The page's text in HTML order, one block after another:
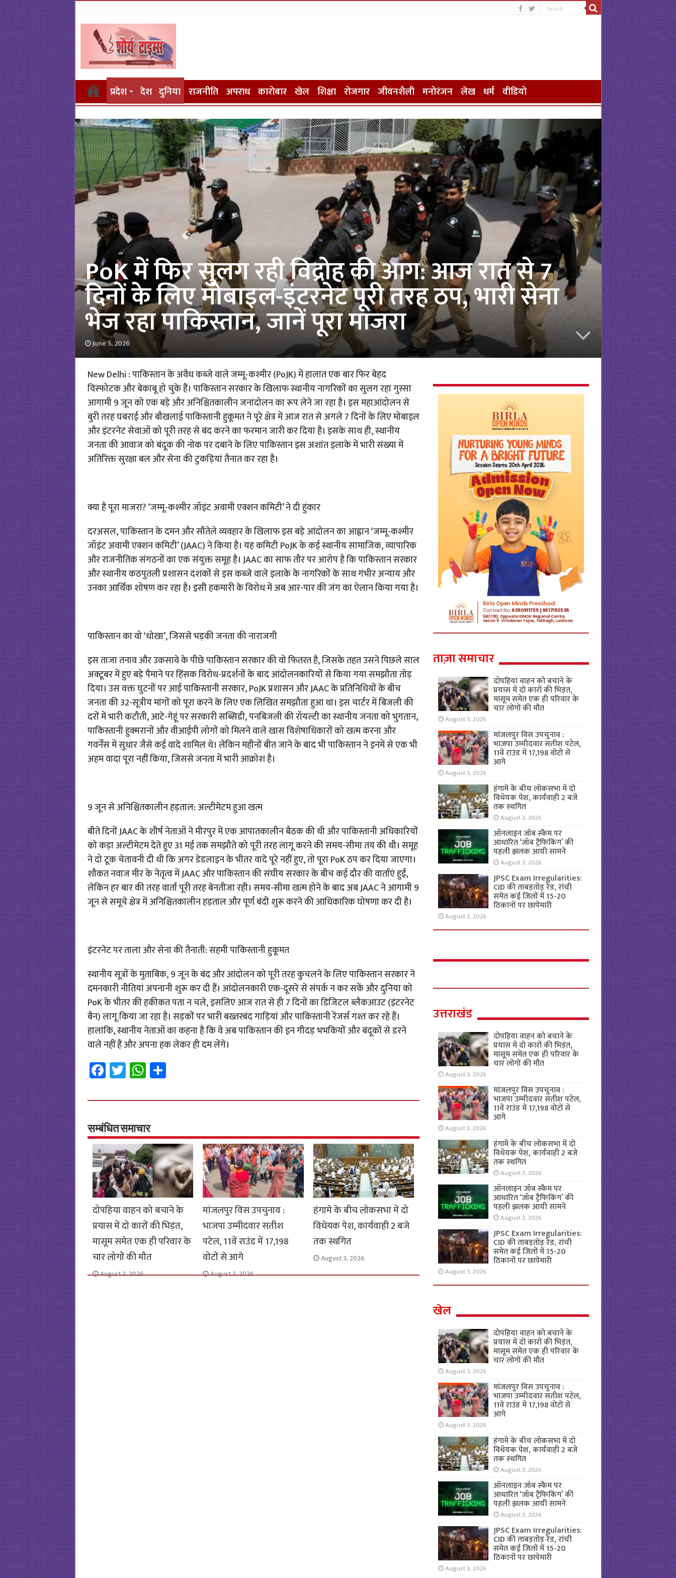
प्रदेश देश दुनिया राजनीति अपराध कारोबार खेल शिक्षा रोजगार जीवनशैली मनोरंजन लेख धर्म वीडियो
PoK में फिर सुलग रही विद्रोह की आग: आज रात से 7
दिनों के लिए मोबाइल-इंटरनेट पूरी तरह ठप, भारी सेना
भेज रहा पाकिस्तान, जानें पूरा माजरा
June 5, 2026
New Delhi : पाकिस्तान के अवैध कब्जे वाले जम्मू-कश्मीर (PoJK) में हालात एक बार फिर बेहद
विस्फोटक और बेकाबू हो चुके हैं। पाकिस्तान सरकार के खिलाफ स्थानीय नागरिकों का सुलग रहा गुस्सा
आगामी 9 जून को एक बड़े और अनिश्चितकालीन जनांदोलन का रूप लेने जा रहा है। इस महाआंदोलन से
बुरी तरह घबराई और बौखलाई पाकिस्तानी हुकूमत ने पूरे क्षेत्र में आज रात से अगले 7 दिनों के लिए मोबाइल
और इंटरनेट सेवाओं को पूरी तरह से बंद करने का फरमान जारी कर दिया है। इसके साथ ही, स्थानीय
जनता की आवाज को बंदूक की नोक पर दबाने के लिए पाकिस्तान इस अशांत इलाके में भारी संख्या में
अतिरिक्त सुरक्षा बल और सेना की टुकड़ियां तैनात कर रहा है।
क्या है पूरा माजरा? ‘जम्मू-कश्मीर जॉइंट अवामी एक्शन कमिटी’ ने दी हुंकार
दरअसल, पाकिस्तान के दमन और सौतेले व्यवहार के खिलाफ इस बड़े आंदोलन का आह्वान ‘जम्मू-कश्मीर
जॉइंट अवामी एक्शन कमिटी’ (JAAC) ने किया है। यह कमिटी PoJK के कई स्थानीय सामाजिक, व्यापारिक
और राजनीतिक संगठनों का एक संयुक्त समूह है। JAAC का साफ तौर पर आरोप है कि पाकिस्तान सरकार
और स्थानीय कठपुतली प्रशासन दशकों से इस कब्जे वाले इलाके के नागरिकों के साथ गंभीर अन्याय और
उनका आर्थिक शोषण कर रहा है। इसी हकमारी के विरोध में अब आर-पार की जंग का ऐलान किया गया है।
पाकिस्तान का वो ‘धोखा’, जिससे भड़की जनता की नाराजगी
इस ताजा तनाव और उकसावे के पीछे पाकिस्तान सरकार की वो फितरत है, जिसके तहत उसने पिछले साल
अक्टूबर में हुए बड़े पैमाने पर हिंसक विरोध-प्रदर्शनों के बाद आंदोलनकारियों से किया गया समझौता तोड़
दिया। उस वक्त घुटनों पर आई पाकिस्तानी सरकार, PoJK प्रशासन और JAAC के प्रतिनिधियों के बीच
जनता की 32-सूत्रीय मांगों को पूरा करने के लिए एक लिखित समझौता हुआ था। इस चार्टर में बिजली की
दरों में भारी कटौती, आटे-गेहूं पर सरकारी सब्सिडी, पनबिजली की रॉयल्टी का स्थानीय जनता को भुगतान,
पाकिस्तानी हुक्मरानों और वीआईपी लोगों को मिलने वाले खास विशेषाधिकारों को खत्म करना और
गवर्नेंस में सुधार जैसे कई वादे शामिल थे। लेकिन महीनों बीत जाने के बाद भी पाकिस्तान ने इनमें से एक भी
अहम वादा पूरा नहीं किया, जिससे जनता में भारी आक्रोश है।
9 जून से अनिश्चितकालीन हड़ताल: अल्टीमेटम हुआ खत्म
बीते दिनों JAAC के शीर्ष नेताओं ने मीरपुर में एक आपातकालीन बैठक की थी और पाकिस्तानी अधिकारियों
को कड़ा अल्टीमेटम देते हुए 31 मई तक समझौते को पूरी तरह लागू करने की समय-सीमा तय की थी। समूह
ने दो टूक चेतावनी दी थी कि अगर डेडलाइन के भीतर वादे पूरे नहीं हुए, तो पूरा PoK ठप कर दिया जाएगा।
शौकत नवाज मीर के नेतृत्व में JAAC और पाकिस्तान की संघीय सरकार के बीच कई दौर की वार्ताएं हुईं,
लेकिन हर बार की तरह वार्ता पूरी तरह बेनतीजा रही। समय-सीमा खत्म होने के बाद अब JAAC ने आगामी 9
जून से समूचे क्षेत्र में अनिश्चितकालीन हड़ताल और पूर्ण बंदी शुरू करने की आधिकारिक घोषणा कर दी है।
इंटरनेट पर ताला और सेना की तैनाती: सहमी पाकिस्तानी हुकूमत
स्थानीय सूत्रों के मुताबिक, 9 जून के बंद और आंदोलन को पूरी तरह कुचलने के लिए पाकिस्तान सरकार ने
दमनकारी नीतियां अपनानी शुरू कर दी हैं। आंदोलनकारी एक-दूसरे से संपर्क न कर सकें और दुनिया को
PoK के भीतर की हकीकत पता न चले, इसलिए आज रात से ही 7 दिनों का डिजिटल ब्लैकआउट (इंटरनेट
बैन) लागू किया जा रहा है। सड़कों पर भारी बख्तरबंद गाड़ियां और पाकिस्तानी रेंजर्स गश्त कर रहे हैं।
हालांकि, स्थानीय नेताओं का कहना है कि वे अब पाकिस्तान की इन गीदड़ भभकियों और बंदूकों से डरने
वाले नहीं हैं और अपना हक लेकर ही दम लेंगे।
Fa
ce
b
o
o
k
T
wi
tt
er
W
h
at
sA
p
p
S
h
ar
सम्बंधित समाचार
दोपहिया वाहन को बचाने के
प्रयास में दो कारों की भिड़ंत,
मासूम समेत एक ही परिवार के
चार लोगों की मौत
August 3, 2026
मांजलपुर विस उपचुनाव :
भाजपा उम्मीदवार सतीश
पटेल, 11वें राउंड में 17,198
वोटों से आगे
August 3, 2026
हंगामे के बीच लोकसभा में दो
विधेयक पेश, कार्यवाही 2 बजे
तक स्थगित
August 3, 2026
ताज़ा समाचार
दोपहिया वाहन को बचाने के
प्रयास में दो कारों की भिड़ंत,
मासूम समेत एक ही परिवार के
चार लोगों की मौत
August 3, 2026
मांजलपुर विस उपचुनाव :
भाजपा उम्मीदवार सतीश पटेल,
11वें राउंड में 17,198 वोटों से
आगे
August 3, 2026
हंगामे के बीच लोकसभा में दो
विधेयक पेश, कार्यवाही 2 बजे
तक स्थगित
August 3, 2026
ऑनलाइन जॉब स्कैम पर
आधारित ‘जॉब ट्रैफिकिंग’ की
पहली झलक आयी सामने
August 3, 2026
JPSC Exam Irregularities:
CID की ताबड़तोड़ रेड, रांची
समेत कई जिलों में 15-20
ठिकानों पर छापेमारी
August 3, 2026
उत्तराखंड
दोपहिया वाहन को बचाने के
प्रयास में दो कारों की भिड़ंत,
मासूम समेत एक ही परिवार के
चार लोगों की मौत
August 3, 2026
मांजलपुर विस उपचुनाव :
भाजपा उम्मीदवार सतीश पटेल,
11वें राउंड में 17,198 वोटों से
आगे
August 3, 2026
हंगामे के बीच लोकसभा में दो
विधेयक पेश, कार्यवाही 2 बजे
तक स्थगित
August 3, 2026
ऑनलाइन जॉब स्कैम पर
आधारित ‘जॉब ट्रैफिकिंग’ की
पहली झलक आयी सामने
August 3, 2026
JPSC Exam Irregularities:
CID की ताबड़तोड़ रेड, रांची
समेत कई जिलों में 15-20
ठिकानों पर छापेमारी
August 3, 2026
खेल
दोपहिया वाहन को बचाने के
प्रयास में दो कारों की भिड़ंत,
मासूम समेत एक ही परिवार के
चार लोगों की मौत
August 3, 2026
मांजलपुर विस उपचुनाव :
भाजपा उम्मीदवार सतीश पटेल,
11वें राउंड में 17,198 वोटों से
आगे
August 3, 2026
हंगामे के बीच लोकसभा में दो
विधेयक पेश, कार्यवाही 2 बजे
तक स्थगित
August 3, 2026
ऑनलाइन जॉब स्कैम पर
आधारित ‘जॉब ट्रैफिकिंग’ की
पहली झलक आयी सामने
August 3, 2026
JPSC Exam Irregularities:
CID की ताबड़तोड़ रेड, रांची
समेत कई जिलों में 15-20
ठिकानों पर छापेमारी
August 3, 2026